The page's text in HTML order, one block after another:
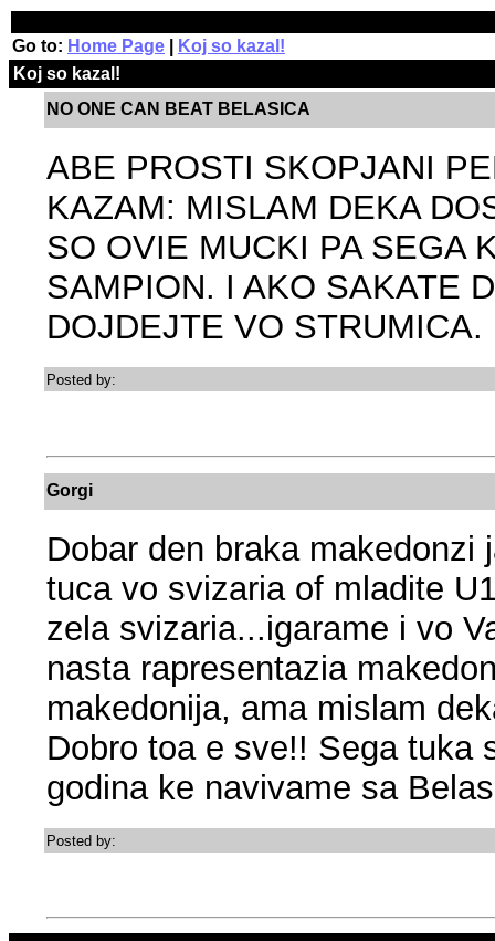
Go to: Home Page
Koj so kazal!
Koj so kazal!
NO ONE CAN BEAT BELASICA
ABE PROSTI SKOPJANI
KAZAM: MISLAM DEKA
SO OVIE MUCKI PA SEGA
SAMPION. I AKO SAKATE
DOJDEJTE VO STRUMICA.
Posted by:
Gorgi
Dobar den braka
tuca vo svizaria of mladite
zela svizaria...igarame i vo
nasta rapresentazia
makedonija, ama mislam
Dobro toa e sve!! Sega tuka
godina ke navivame sa
Posted by: